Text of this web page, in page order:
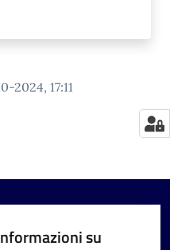
2024, 17:11
su